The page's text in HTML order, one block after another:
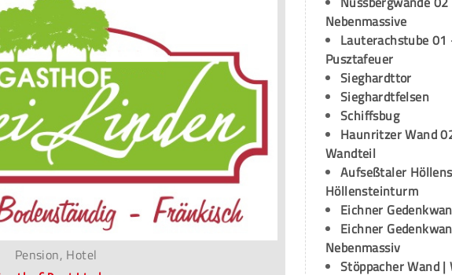
Pension, Hotel
Nebenmassive
Lauterachstube 01
Pusztafeuer
Sieghardttor
Sieghardtfelsen
Schiffsbug
Haunritzer Wand
Wandteil
Aufseßtaler
Höllensteinturm
Eichner
Eichner
Nebenmassiv
Stöppacher Wand |